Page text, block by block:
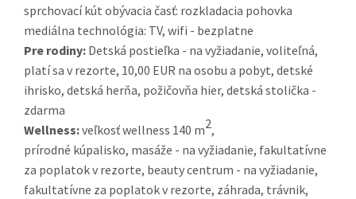
sprchovací kút obývacia časť: rozkladacia pohovka
mediálna technológia: TV, wifi - bezplatne
Pre rodiny: Detská postieľka - na vyžiadanie, voliteľná,
platí sa v rezorte, 10,00 EUR na osobu a pobyt, detské
ihrisko, detská herňa, požičovňa hier, detská stolička -
zdarma
Wellness:veľkosť wellness 140 m2,
prírodné kúpalisko, masáže - na vyžiadanie, fakultatívne
za poplatok v rezorte, beauty centrum - na vyžiadanie,
fakultatívne za poplatok v rezorte, záhrada, trávnik,